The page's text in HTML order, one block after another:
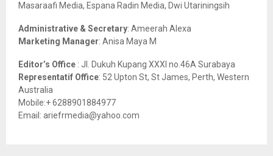
Masaraafi Media, Espana Radin Media, Dwi Utariningsih
Administrative & Secretary: Ameerah Alexa
Marketing Manager: Anisa Maya M
Editor’s Office : Jl. Dukuh Kupang XXXI no.46A Surabaya
Representatif Office: 52 Upton St, St James, Perth, Western
Australia
Mobile:+ 6288901884977
Email: ariefrmedia@yahoo.com